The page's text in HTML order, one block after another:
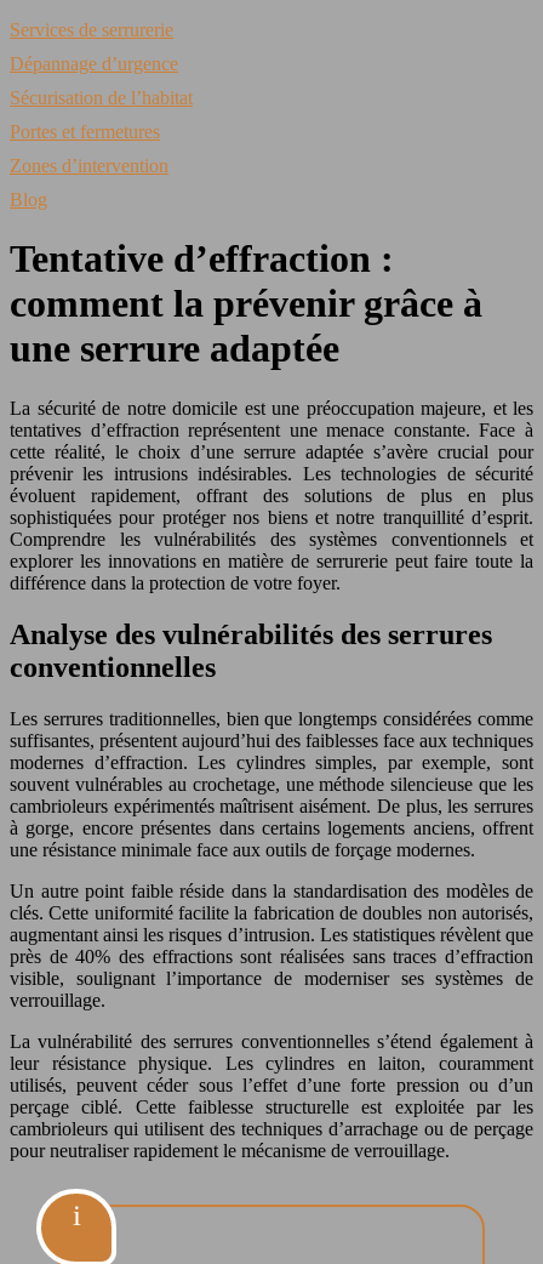
Services de serrurerie
Dépannage d’urgence
Sécurisation de l’habitat
Portes et fermetures
Zones d’intervention
Blog
Tentative d’effraction :
comment la prévenir grâce à
une serrure adaptée
La sécurité de notre domicile est une préoccupation majeure, et les
tentatives d’effraction représentent une menace constante. Face à
cette réalité, le choix d’une serrure adaptée s’avère crucial pour
prévenir les intrusions indésirables. Les technologies de sécurité
évoluent rapidement, offrant des solutions de plus en plus
sophistiquées pour protéger nos biens et notre tranquillité d’esprit.
Comprendre les vulnérabilités des systèmes conventionnels et
explorer les innovations en matière de serrurerie peut faire toute la
différence dans la protection de votre foyer.
Analyse des vulnérabilités des serrures
conventionnelles
Les serrures traditionnelles, bien que longtemps considérées comme
suffisantes, présentent aujourd’hui des faiblesses face aux techniques
modernes d’effraction. Les cylindres simples, par exemple, sont
souvent vulnérables au crochetage, une méthode silencieuse que les
cambrioleurs expérimentés maîtrisent aisément. De plus, les serrures
à gorge, encore présentes dans certains logements anciens, offrent
une résistance minimale face aux outils de forçage modernes.
Un autre point faible réside dans la standardisation des modèles de
clés. Cette uniformité facilite la fabrication de doubles non autorisés,
augmentant ainsi les risques d’intrusion. Les statistiques révèlent que
près de 40% des effractions sont réalisées sans traces d’effraction
visible, soulignant l’importance de moderniser ses systèmes de
verrouillage.
La vulnérabilité des serrures conventionnelles s’étend également à
leur résistance physique. Les cylindres en laiton, couramment
utilisés, peuvent céder sous l’effet d’une forte pression ou d’un
perçage ciblé. Cette faiblesse structurelle est exploitée par les
cambrioleurs qui utilisent des techniques d’arrachage ou de perçage
pour neutraliser rapidement le mécanisme de verrouillage.